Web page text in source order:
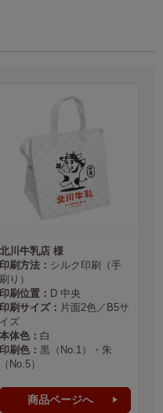
北川牛乳店 様
印刷方法： シルク印刷（手
刷り）
印刷位置： D 中央
印刷サイズ： 片面2色／B5サ
イズ
本体色： 白
印刷色： 黒（No.1）・朱
（No.5）
商品ページへ